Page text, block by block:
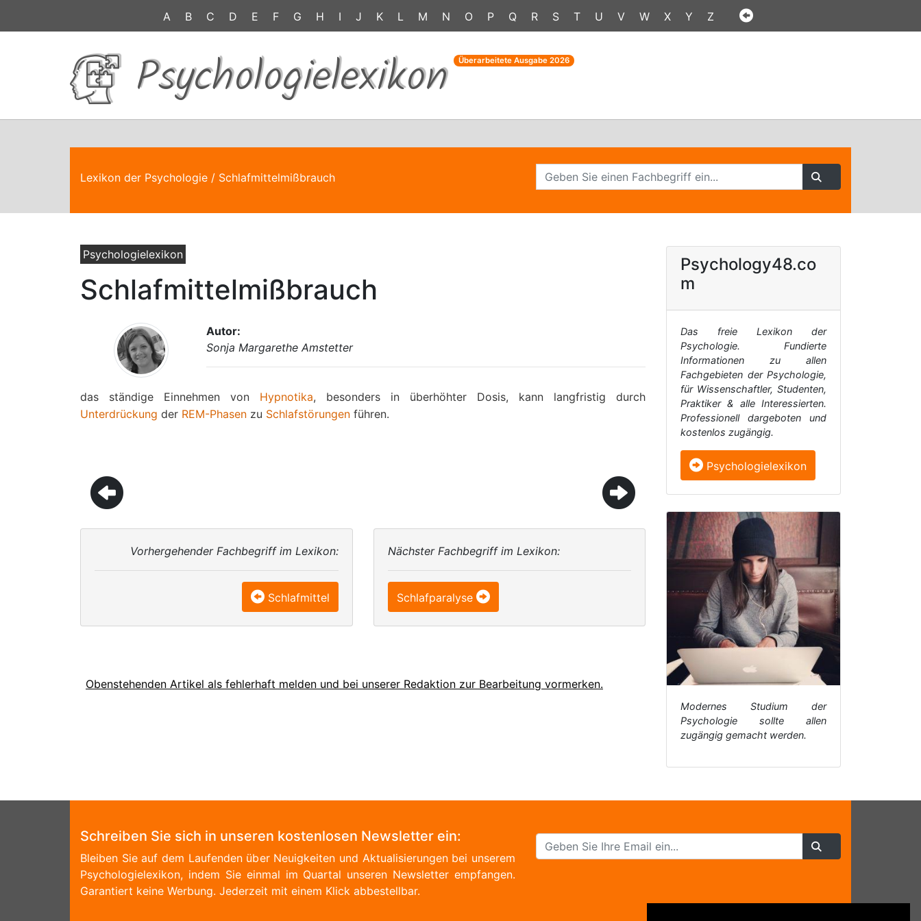
A B C D E F G H I J K L M N O P Q R S T U V W X Y Z
Psychologielexikon Überarbeitete Ausgabe 2026
Lexikon der Psychologie / Schlafmittelmißbrauch
Psychologielexikon
Schlafmittelmißbrauch
Autor:
Sonja Margarethe Amstetter
das ständige Einnehmen von Hypnotika, besonders in überhöhter Dosis, kann langfristig durch
Unterdrückung der REM-Phasen zu Schlafstörungen führen.
Vorhergehender Fachbegriff im Lexikon:
Schlafmittel
Nächster Fachbegriff im Lexikon:
Schlafparalyse
Obenstehenden Artikel als fehlerhaft melden und bei unserer Redaktion zur Bearbeitung vormerken.
Psychology48.co
m
Das freie Lexikon der
Psychologie. Fundierte
Informationen zu allen
Fachgebieten der Psychologie,
für Wissenschaftler, Studenten,
Praktiker & alle Interessierten.
Professionell dargeboten und
kostenlos zugängig.
Psychologielexikon
Modernes Studium der
Psychologie sollte allen
zugängig gemacht werden.
Schreiben Sie sich in unseren kostenlosen Newsletter ein:
Bleiben Sie auf dem Laufenden über Neuigkeiten und Aktualisierungen bei unserem
Psychologielexikon, indem Sie einmal im Quartal unseren Newsletter empfangen.
Garantiert keine Werbung. Jederzeit mit einem Klick abbestellbar.